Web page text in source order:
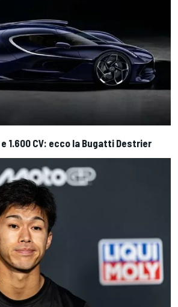
1.600 CV: ecco la Bugatti Destrier